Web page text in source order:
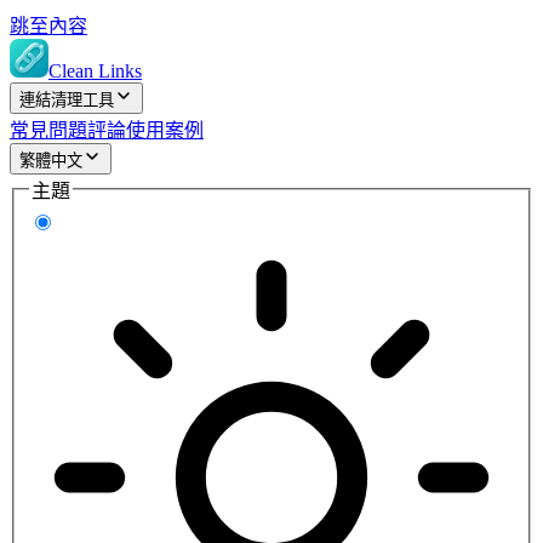
跳至內容
Clean Links
連結清理工具
常見問題評論使用案例
繁體中文
主題